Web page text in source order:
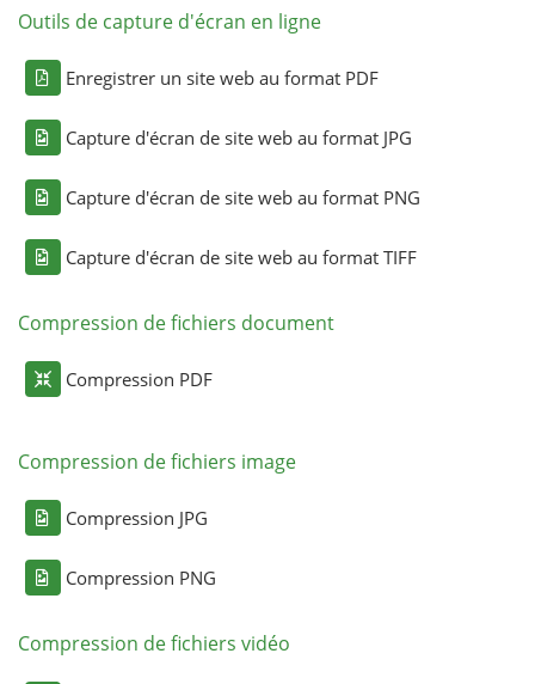
Outils de capture d'écran en ligne
Enregistrer un site web au format PDF
Capture d'écran de site web au format JPG
Capture d'écran de site web au format PNG
Capture d'écran de site web au format TIFF
Compression de fichiers document
Compression PDF
Compression de fichiers image
Compression JPG
Compression PNG
Compression de fichiers vidéo